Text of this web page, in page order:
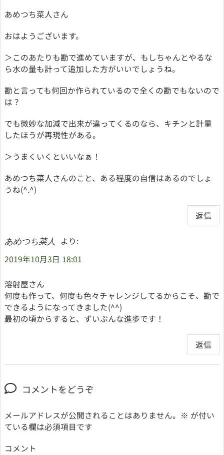
あめつち菜人さん
おはようございます。
＞このあたりも勘で進めていますが、もしちゃんとやるな
ら水の量も計って追加した方がいいでしょうね。
勘と言っても何回か作られているので全くの勘でもないので
は？
でも微妙な加減で出来が違ってくるのなら、キチンと計量
したほうが再現性がある。
＞うまくいくといいなぁ！
あめつち菜人さんのこと、ある程度の自信はあるのでしょ
うね(^.^)
返信
あめつち菜人
より:
2019年10月3日 18:01
溶射屋さん
何度も作って、何度も色々チャレンジしてるからこそ、勘で
できるようになってきました(^^)
最初の頃からすると、ずいぶんな進歩です！
返信
コメントをどうぞ
メールアドレスが公開されることはありません。 ※ が付い
ている欄は必須項目です
コメント